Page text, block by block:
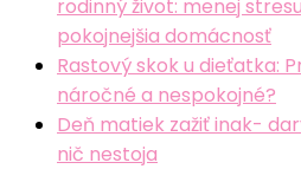
rodinný život: menej
pokojnejšia domácnosť
Rastový skok u dieťatka:
náročné a nespokojné?
Deň matiek zažiť inak-
nič nestoja